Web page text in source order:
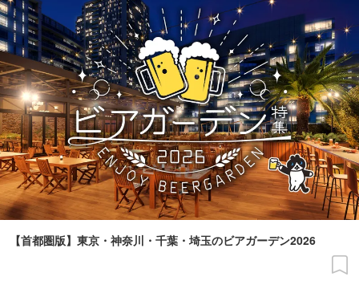
【首都圏版】東京・神奈川・千葉・埼玉のビアガーデン2026